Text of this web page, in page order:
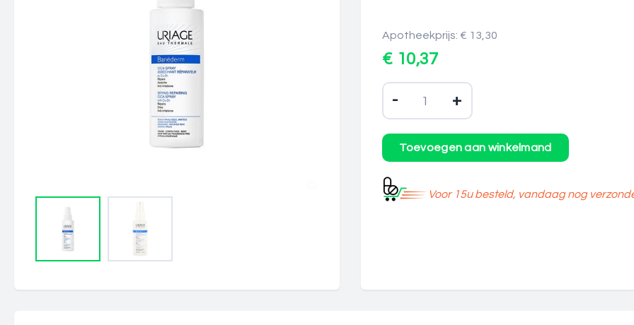
Apotheekprijs: € 13,30
€ 10,37
- +
Voor 15u besteld, vandaag nog